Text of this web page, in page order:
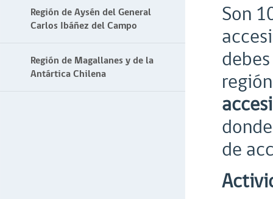
Región de Aysén del General
Carlos Ibáñez del Campo
Región de Magallanes y de la
Antártica Chilena
Son
de